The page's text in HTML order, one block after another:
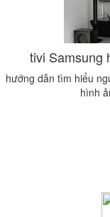
tivi Samsung
hướng dẫn tìm hiểu
hình